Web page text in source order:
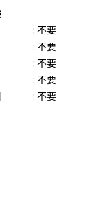
: 不要
: 不要
: 不要
: 不要
: 不要